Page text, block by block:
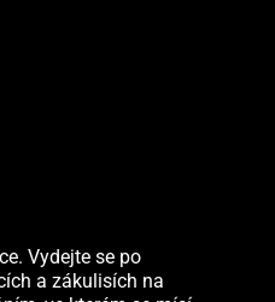
Vydejte se po
a zákulisích na